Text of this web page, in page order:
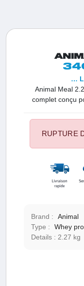
Animal Meal
complet conçu
des nutriments
musculaire, la
Meal est votre
…
RUPTURE
Brand :
Animal
Type :
Whey
Details :
2.27 kg